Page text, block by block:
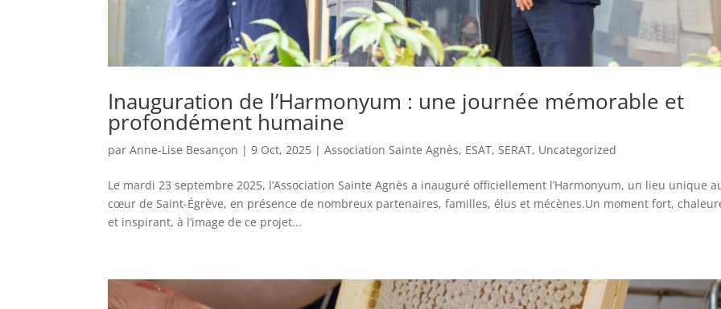
Inauguration de l’Harmonyum : une journée mémorable et
profondément humaine
parAnne-Lise Besançon |9 Oct, 2025 |Association Sainte Agnès, ESAT,SERAT, Uncategorized
Le mardi 23 septembre 2025, l’Association Sainte Agnès a inauguré officiellement l’Harmonyum, un lieu unique
cœur de Saint-Égrève, en présence de nombreux partenaires, familles, élus et mécènes.Un moment fort,
et inspirant, à l’image de ce projet...